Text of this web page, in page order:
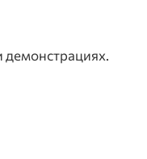
демонстрациях.